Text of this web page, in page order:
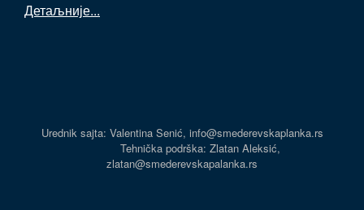
Детаљније...
Urednik sajta: Valentina Senić, info@smederevskaplanka.rs
Tehnička podrška: Zlatan Aleksić,
zlatan@smederevskapalanka.rs